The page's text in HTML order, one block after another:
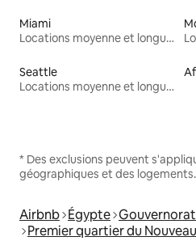
Miami
Locations moyenne et longue durée
Seattle
Locations moyenne et longue durée
* Des exclusions peuvent
géographiques et des logements.
Airbnb Égypte
Premier quartier du